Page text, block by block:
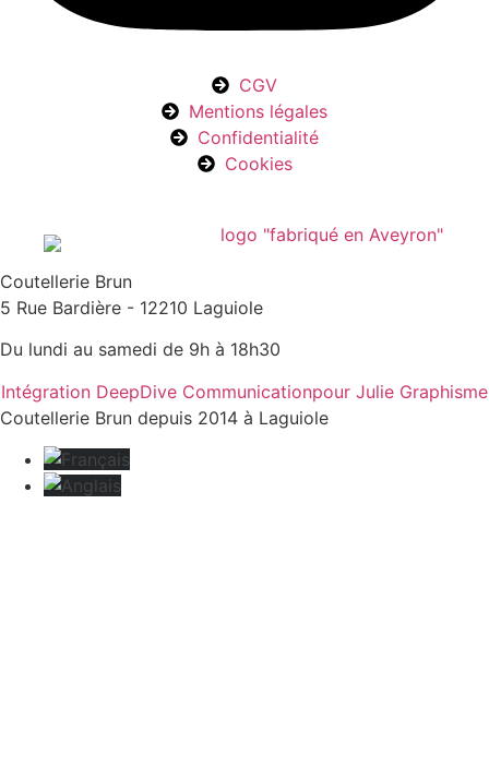
CGV
Mentions légales
Confidentialité
Cookies
Coutellerie Brun
5 Rue Bardière - 12210 Laguiole
Du lundi au samedi de 9h à 18h30
Intégration DeepDive Communicationpour Julie Graphisme
Coutellerie Brun depuis 2014 à Laguiole